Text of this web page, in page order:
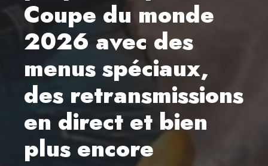
Coupe du monde
2026 avec des
menus spéciaux,
des retransmissions
en direct et bien
plus encore